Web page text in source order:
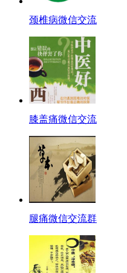
颈椎病微信交流
膝盖痛微信交流
腿痛微信交流群